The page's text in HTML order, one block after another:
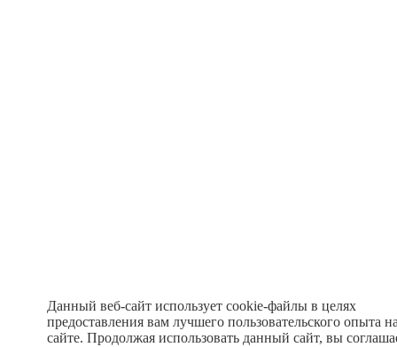
Данный веб-сайт использует cookie-файлы в целях
предоставления вам лучшего пользовательского опыта
сайте. Продолжая использовать данный сайт, вы